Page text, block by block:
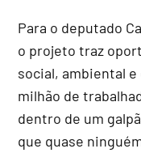
Para o deputado
o projeto traz
social, ambiental e
milhão de
dentro de um
que quase